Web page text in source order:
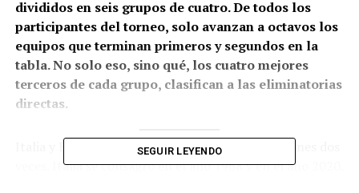
divididos en seis grupos de cuatro. De todos los
participantes del torneo, solo avanzan a octavos los
equipos que terminan primeros y segundos en la
tabla. No solo eso, sino qué, los cuatro mejores
terceros de cada grupo, clasifican a las eliminatorias
directas.
Italia y Francia son equipos que salieron campeones dos
veces. Italia se consagró en el año 1968 y en el año 2020.
SEGUIR LEYENDO